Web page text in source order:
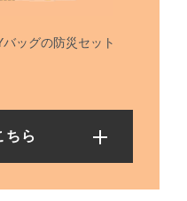
バッグの防災セット
ちら